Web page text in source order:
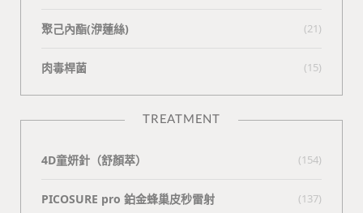
聚己內酯(洢蓮絲) (21)
肉毒桿菌 (15)
TREATMENT
4D童妍針（舒顏萃） (154)
PICOSURE pro 鉑金蜂巢皮秒雷射 (137)